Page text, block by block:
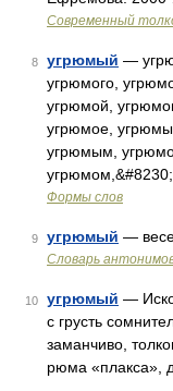
Современный
8 угрюмый —
угрюмого,
угрюмой,
угрюмое,
угрюмым,
Формы слов
9 угрюмый —
Словарь
10 угрюмый —
с грусть
заманчиво,
рюма «плакса»,